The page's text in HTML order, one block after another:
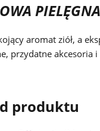
aromat ziół, a
przydatne akcesoria
produktu